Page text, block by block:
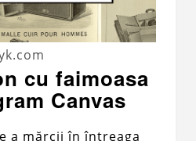
cu faimoasa
Canvas
a mărcii în întreaga